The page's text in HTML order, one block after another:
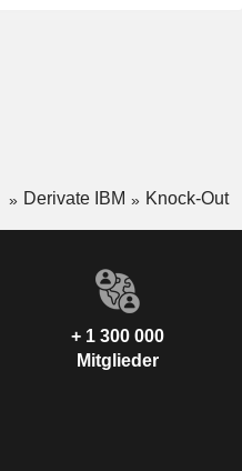
Derivate IBM Knock-Out
+ 1 300 000
Mitglieder